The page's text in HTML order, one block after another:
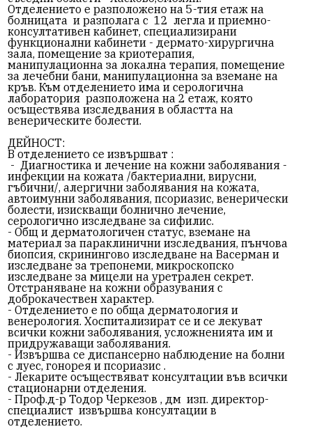
Отделението е разположено на 5-тия етаж на
болницата и разполага с 12 легла и приемно-
консултативен кабинет, специализирани
функционални кабинети - дермато-хирургична
зала, помещение за криотерапия,
манипулационна за локална терапия, помещение
за лечебни бани, манипулационна за вземане на
кръв. Към отделението има и серологична
лаборатория разположена на 2 етаж, която
осъществява изследвания в областта на
венерическите болести.
ДЕЙНОСТ:
В отделението се извършват :
- Диагностика и лечение на кожни заболявания -
инфекции на кожата /бактериални, вирусни,
гъбични/, алергични заболявания на кожата,
автоимунни заболявания, псориазис, венерически
болести, изискващи болнично лечение,
серологично изследване за сифилис.
- Общ и дерматологичен статус, вземане на
материал за параклинични изследвания, пънчова
биопсия, скринингово изследване на Васерман и
изследване за трепонеми, микроскопско
изследване за мицели на уретрален секрет.
Отстраняване на кожни образувания с
доброкачествен характер.
- Отделението е по обща дерматология и
венерология. Хоспитализират се и се лекуват
всички кожни заболявания, усложненията им и
придружаващи заболявания.
- Извършва се диспансерно наблюдение на болни
с луес, гонорея и псориазис .
- Лекарите осъществяват консултации във всички
стационарни отделения.
- Проф.д-р Тодор Черкезов , дм изп. директор-
специалист извършва консултации в
отделението.